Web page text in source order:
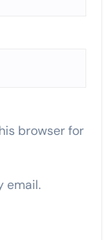
browser for
email.